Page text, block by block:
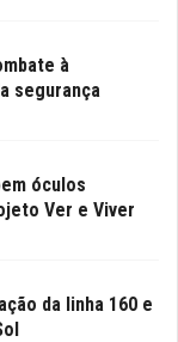
à
segurança
óculos
Ver e Viver
da linha 160 e